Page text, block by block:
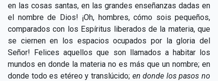
en las cosas santas, en las grandes enseñanzas dadas en
el nombre de Dios! ¡Oh, hombres, cómo sois pequeños,
comparados con los Espíritus liberados de la materia, que
se ciernen en los espacios ocupados por la gloria del
Señor! Felices aquellos que son llamados a habitar los
mundos en donde la materia no es más que un nombre; en
donde todo es etéreo y translúcido; en donde los pasos no